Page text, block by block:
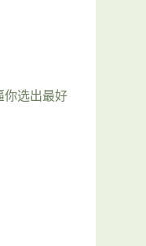
你选出最好